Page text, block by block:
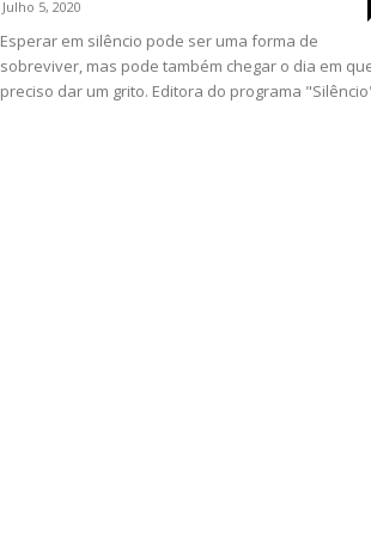
Julho 5, 2020
Esperar em silêncio pode ser uma forma de
sobreviver, mas pode também chegar o dia em
preciso dar um grito. Editora do programa